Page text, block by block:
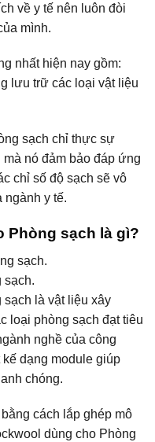
về y tế nên luôn đòi
mình.
nhất hiện nay gồm:
lưu trữ các loại vật liệu
sạch chỉ thực sự
nó đảm bảo đáp ứng
chỉ số độ sạch sẽ vô
ngành y tế.
Phòng sạch là gì?
sạch.
sạch là vật liệu xây
loại phòng sạch đạt tiêu
nghề của công
dạng module giúp
chóng.
cách lắp ghép mô
dùng cho Phòng